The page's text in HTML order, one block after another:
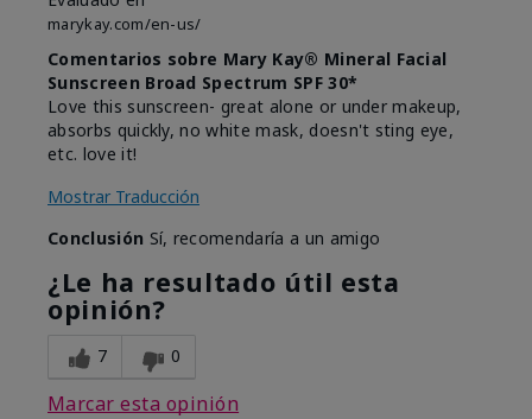
marykay.com/en-us/
Comentarios sobre Mary Kay® Mineral Facial
Sunscreen Broad Spectrum SPF 30*
Love this sunscreen- great alone or under makeup,
absorbs quickly, no white mask, doesn't sting eye,
etc. love it!
Mostrar Traducción
Conclusión Sí, recomendaría a un amigo
¿Le ha resultado útil esta
opinión?
7 0
Marcar esta opinión